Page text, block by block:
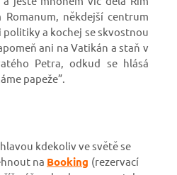
Romanum, někdejší centrum
a kochej se skvostnou
ani na Vatikán a staň v
Petra, odkud se hlásá
papeže”.
kdekoliv ve světě se
na Booking (rezervací